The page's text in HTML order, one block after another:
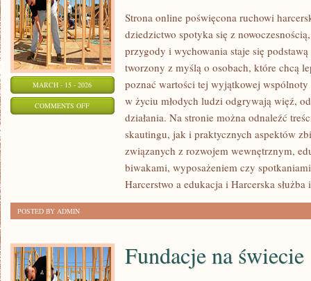
MARCH - 15 - 2026
COMMENTS OFFON
HARCERSKIE
Strona online poświęcona ruchowi
dziedzictwo spotyka się z
przygody i wychowania staje się
tworzony z myślą o osobach, które chcą
poznać wartości tej wyjątkowej
w życiu młodych ludzi odgrywają więź,
działania. Na stronie można odnaleźć
skautingu, jak i praktycznych aspektów
związanych z rozwojem wewnętrznym,
biwakami, wyposażeniem czy
Harcerstwo a edukacja i Harcerska
POSTED BY ADMIN
Fundacje na świecie